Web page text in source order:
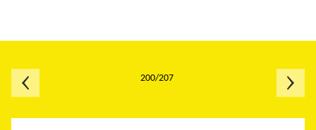
200/207